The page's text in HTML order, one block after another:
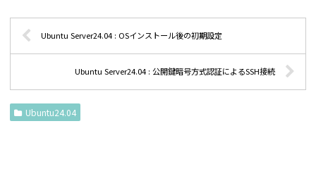
Ubuntu Server24.04 : OSインストール後の初期設定
Ubuntu Server24.04 : 公開鍵暗号方式認証によるSSH接続
Ubuntu24.04